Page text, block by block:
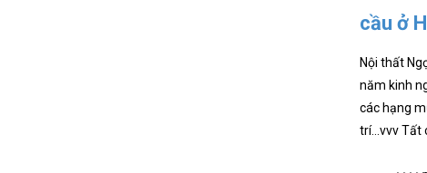
cầu ở
Nội thất
năm kinh
các hạng
trí...vvv Tất